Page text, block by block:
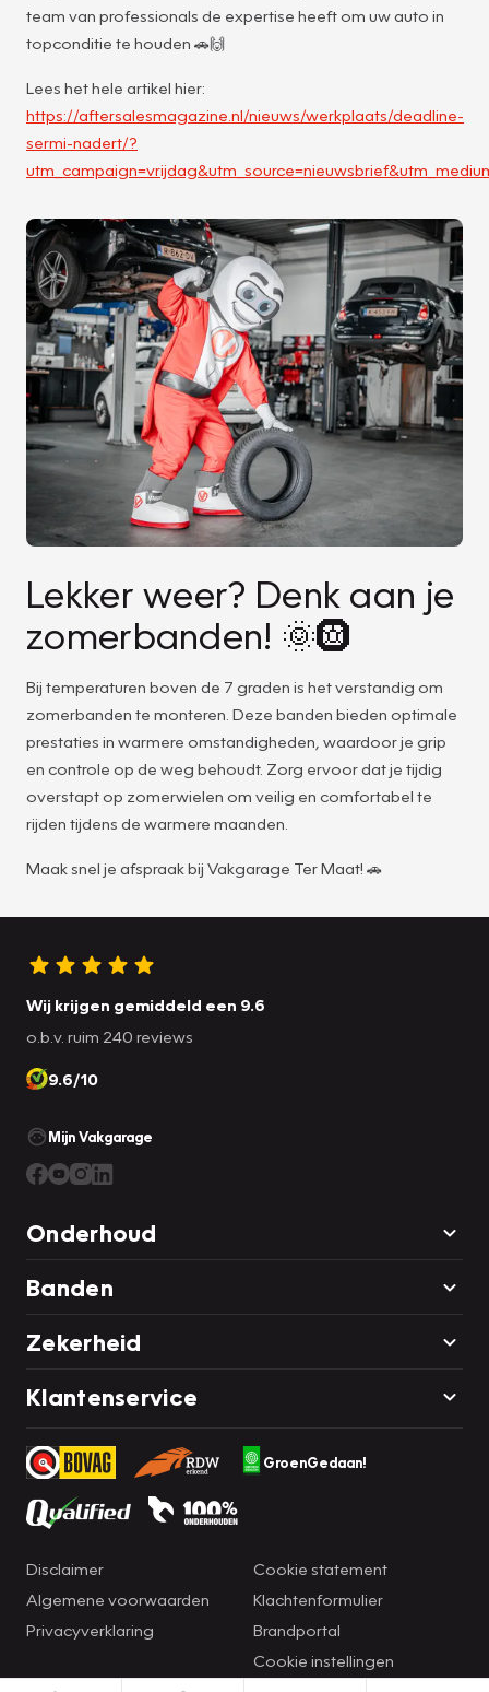
team van professionals de expertise heeft om uw auto in
topconditie te houden 🚗🙌
Lees het hele artikel hier:
https://aftersalesmagazine.nl/nieuws/werkplaats/deadline-
sermi-nadert/?
Lekker weer? Denk aan je
zomerbanden! 🌞🛞
Bij temperaturen boven de 7 graden is het verstandig om
zomerbanden te monteren. Deze banden bieden optimale
prestaties in warmere omstandigheden, waardoor je grip
en controle op de weg behoudt. Zorg ervoor dat je tijdig
overstapt op zomerwielen om veilig en comfortabel te
rijden tijdens de warmere maanden.
Maak snel je afspraak bij Vakgarage Ter Maat! 🚗
Wij krijgen gemiddeld een 9.6
o.b.v. ruim 240 reviews
9.6/10
Mijn Vakgarage
Onderhoud
Banden
Zekerheid
Klantenservice
GroenGedaan!
Disclaimer
Algemene voorwaarden
Privacyverklaring
Cookie statement
Klachtenformulier
Brandportal
Cookie instellingen